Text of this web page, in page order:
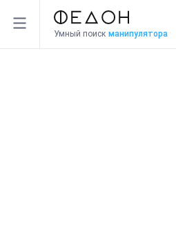
Умный поиск манипулятора